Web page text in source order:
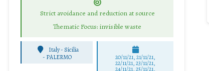
Strict avoidance and reduction at source
Thematic Focus: invisible waste
Italy - Sicilia
- PALERMO 20/11/21, 21/11/21,
22/11/21, 23/11/21,
24/11/21, 25/11/21,